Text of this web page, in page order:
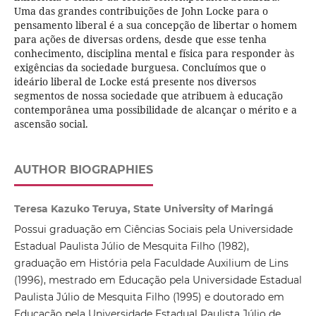
Uma das grandes contribuições de John Locke para o
pensamento liberal é a sua concepção de libertar o homem
para ações de diversas ordens, desde que esse tenha
conhecimento, disciplina mental e física para responder às
exigências da sociedade burguesa. Concluímos que o
ideário liberal de Locke está presente nos diversos
segmentos de nossa sociedade que atribuem à educação
contemporânea uma possibilidade de alcançar o mérito e a
ascensão social.
AUTHOR BIOGRAPHIES
Teresa Kazuko Teruya, State University of Maringá
Possui graduação em Ciências Sociais pela Universidade
Estadual Paulista Júlio de Mesquita Filho (1982),
graduação em História pela Faculdade Auxilium de Lins
(1996), mestrado em Educação pela Universidade Estadual
Paulista Júlio de Mesquita Filho (1995) e doutorado em